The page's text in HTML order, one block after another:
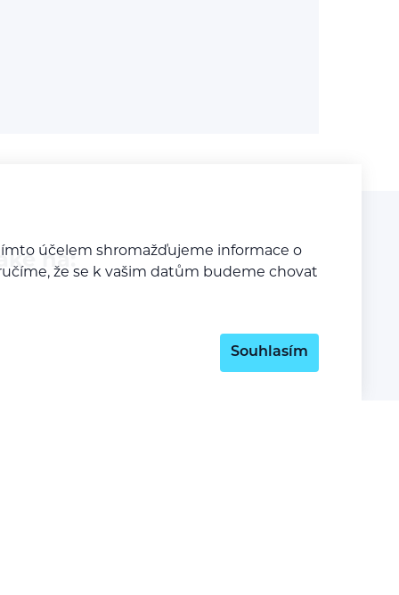
na:
účelem shromažďujeme informace o
že se k vašim datům budeme chovat
Souhlasím